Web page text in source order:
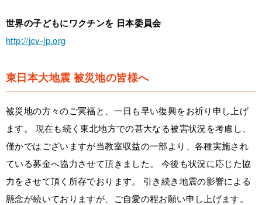
世界の子どもにワクチンを 日本委員会
http://jcv-jp.org
東日本大地震 被災地の皆様へ
被災地の方々のご冥福と、一日も早い復興をお祈り申し上げ
ます。 現在も続く東北地方での甚大なる被害状況を考慮し、
僅かではございますが当教室収益の一部より、各種実施され
ている募金へ協力させて頂きました。 今後も状況に応じた協
力をさせて頂く所存でおります。 引き続き地震の影響による
懸念が続いておりますが、ご自愛の程お願い申し上げます。